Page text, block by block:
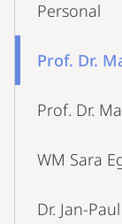
NavigationPersonal
Prof. Dr.
Prof. Dr.
WM Sara
Dr. Jan-